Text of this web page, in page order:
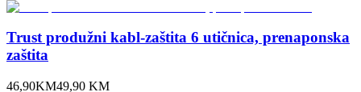
Trust produžni kabl-zaštita 6 utičnica, prenaponska
zaštita
46,90KM49,90 KM